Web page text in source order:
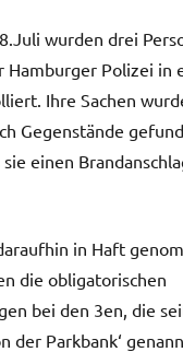
wurden drei
Hamburger Polizei in
Ihre Sachen
Gegenstände
einen
in Haft
die obligatorischen
bei den 3en, die
der Parkbank‘